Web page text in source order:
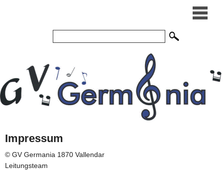
Impressum
© GV Germania 1870 Vallendar
Leitungsteam